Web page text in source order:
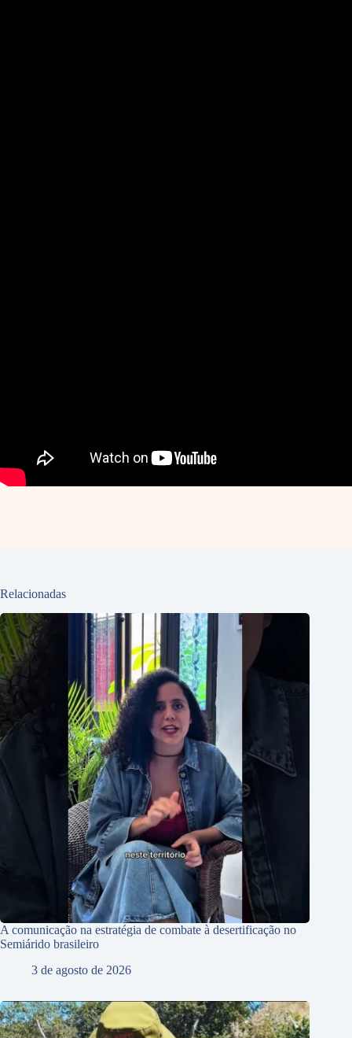
Relacionadas
A comunicação na estratégia de combate à desertificação no
Semiárido brasileiro
3 de agosto de 2026